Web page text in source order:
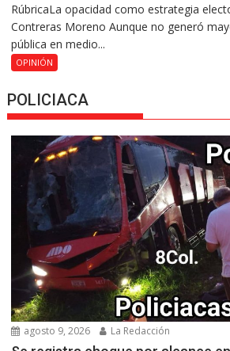
RúbricaLa opacidad como estrategia
Contreras Moreno Aunque no generó
pública en medio...
OPINIÓN
POLICIACA
agosto 9, 2026 La Redacción